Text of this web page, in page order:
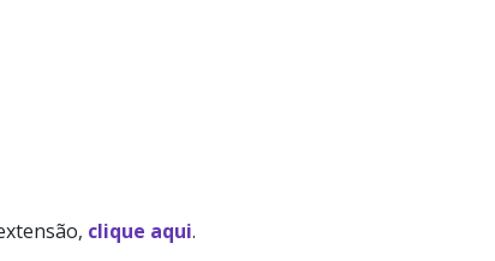
clique aqui.